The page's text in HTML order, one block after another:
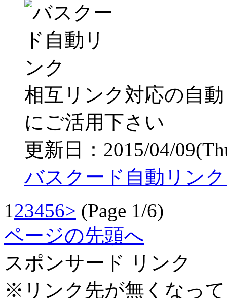
相互リンク対応の自
にご活用下さい
更新日：2015/04/
バスクード自動リン
1 23456> (Page 1/6)
ページの先頭へ
スポンサード リンク
※リンク先が無くなっ